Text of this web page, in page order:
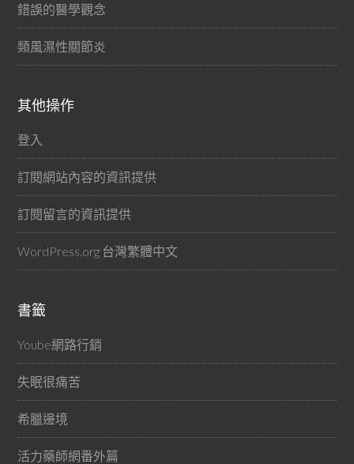
錯誤的醫學觀念
類風濕性關節炎
其他操作
登入
訂閱網站內容的資訊提供
訂閱留言的資訊提供
WordPress.org 台灣繁體中文
書籤
Yoube網路行銷
失眠很痛苦
希臘邊境
活力藥師網番外篇